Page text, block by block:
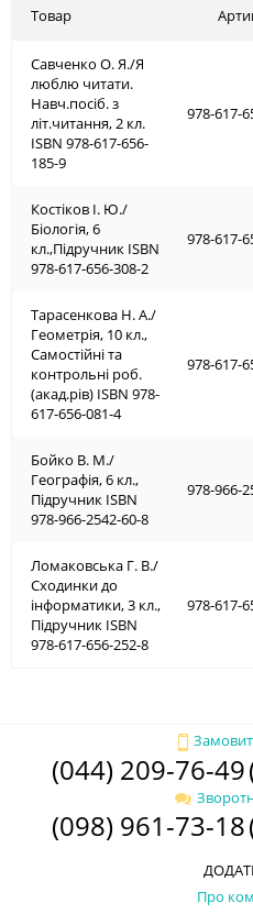
Товар
Савченко О. Я./Я
люблю читати.
Навч.посіб. з
літ.читання, 2 кл.
ISBN 978-617-656-
185-9
Костіков І. Ю./
Біологія, 6
кл.,Підручник ISBN
978-617-656-308-2
Тарасенкова Н. А./
Геометрія, 10 кл.,
Самостійні та
контрольні роб.
(акад.рів) ISBN 978-
617-656-081-4
Бойко В. М./
Географія, 6 кл.,
Підручник ISBN
978-966-2542-60-8
Ломаковська Г. В./
Сходинки до
інформатики, 3 кл.,
Підручник ISBN
978-617-656-252-8
978-617-
978-617-
978-617-
978-966-
978-617-
(044) 209-76-49
(098) 961-73-18
Про